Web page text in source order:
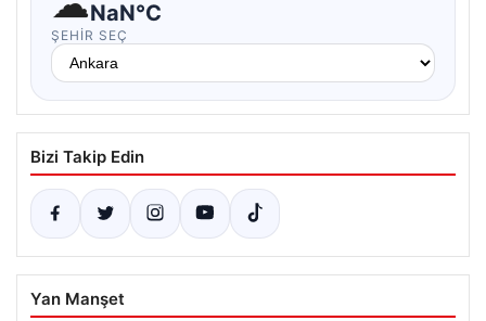
NaN°C
ŞEHIR SEÇ
Bizi Takip Edin
Yan Manşet